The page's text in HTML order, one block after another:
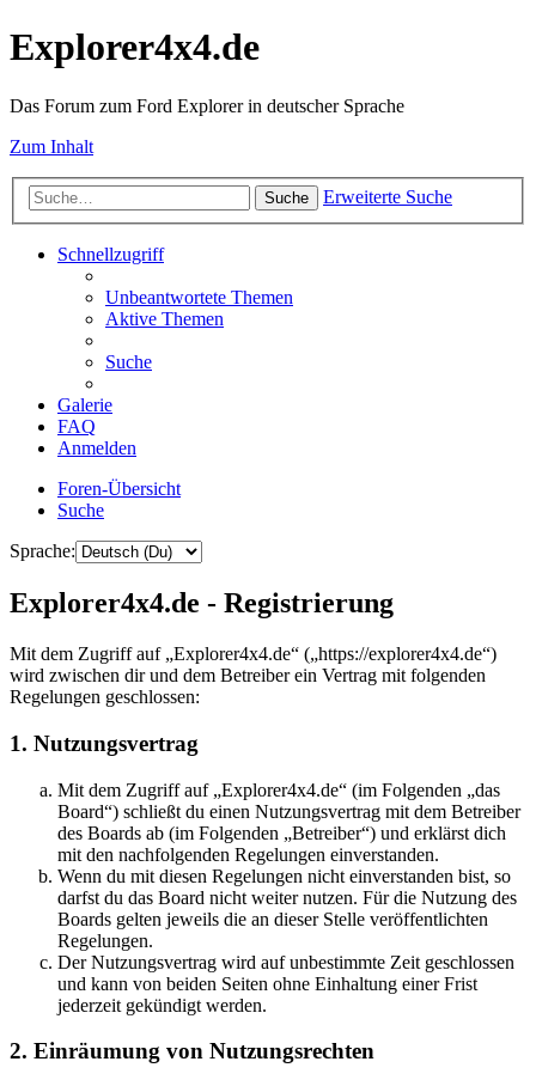
Explorer4x4.de
Das Forum zum Ford Explorer in deutscher Sprache
Zum Inhalt
Suche Erweiterte Suche
Schnellzugriff
Unbeantwortete Themen
Aktive Themen
Suche
Galerie
FAQ
Anmelden
Foren-Übersicht
Suche
Sprache:
Explorer4x4.de - Registrierung
Mit dem Zugriff auf „Explorer4x4.de“ („https://explorer4x4.de“)
wird zwischen dir und dem Betreiber ein Vertrag mit folgenden
Regelungen geschlossen:
1. Nutzungsvertrag
Mit dem Zugriff auf „Explorer4x4.de“ (im Folgenden „das
Board“) schließt du einen Nutzungsvertrag mit dem Betreiber
des Boards ab (im Folgenden „Betreiber“) und erklärst dich
mit den nachfolgenden Regelungen einverstanden.
Wenn du mit diesen Regelungen nicht einverstanden bist, so
darfst du das Board nicht weiter nutzen. Für die Nutzung des
Boards gelten jeweils die an dieser Stelle veröffentlichten
Regelungen.
Der Nutzungsvertrag wird auf unbestimmte Zeit geschlossen
und kann von beiden Seiten ohne Einhaltung einer Frist
jederzeit gekündigt werden.
2. Einräumung von Nutzungsrechten